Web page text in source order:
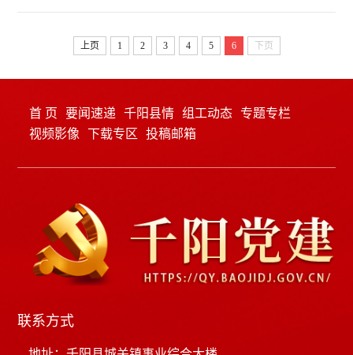
这一代人，也属于子孙万代。要认真贯彻落实党中
央关...
示范、万村整治”工程经验有力有效推进乡村全面振
经验为引领，落实“七个提升工程”要求，以确保粮食
安全、确保不发生规模性返贫...
上页 1 2 3 4 5 6 下页
首 页 要闻速递 千阳县情 组工动态 专题专栏
视频影像 下载专区 投稿邮箱
联系方式